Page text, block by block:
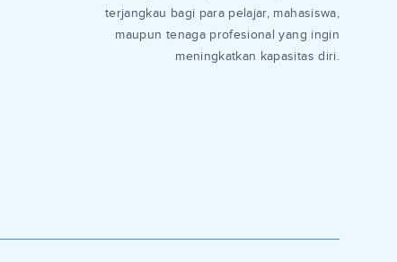
terjangkau bagi para pelajar, mahasiswa,
maupun tenaga profesional yang ingin
meningkatkan kapasitas diri.